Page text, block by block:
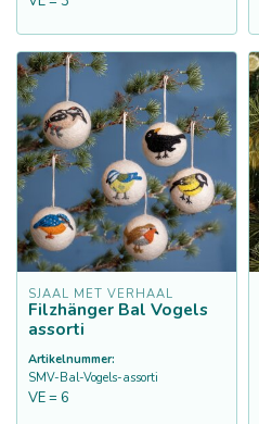
SJAAL MET VERHAAL
Filzhänger Bal Vogels
assorti
Artikelnummer:
SMV-Bal-Vogels-assorti
VE = 6